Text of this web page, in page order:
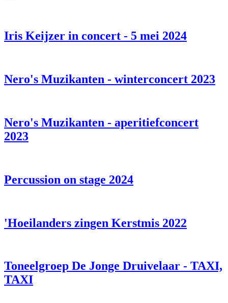
Iris Keijzer in concert - 5 mei 2024
Nero's Muzikanten - winterconcert 2023
Nero's Muzikanten - aperitiefconcert
2023
Percussion on stage 2024
'Hoeilanders zingen Kerstmis 2022
Toneelgroep De Jonge Druivelaar - TAXI,
TAXI